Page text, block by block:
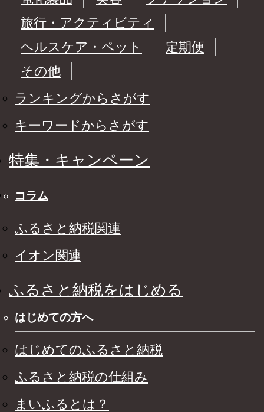
旅行・アクティビティ
ヘルスケア・ペット
定期便
その他
ランキングからさがす
キーワードからさがす
特集・キャンペーン
コラム
ふるさと納税関連
イオン関連
ふるさと納税をはじめる
はじめての方へ
はじめてのふるさと納税
ふるさと納税の仕組み
まいふるとは？